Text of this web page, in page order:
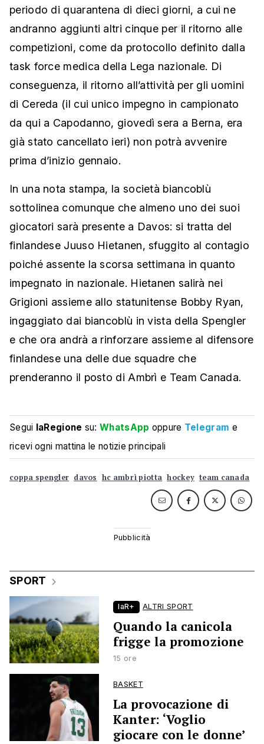
periodo di quarantena di dieci giorni, a cui ne
andranno aggiunti altri cinque per il ritorno alle
competizioni, come da protocollo definito dalla
task force medica della Lega nazionale. Di
conseguenza, il ritorno all’attività per gli uomini
di Cereda (il cui unico impegno in campionato
da qui a Capodanno, giovedì sera a Berna, era
già stato cancellato ieri) non potrà avvenire
prima d’inizio gennaio.
In una nota stampa, la società biancoblù
sottolinea comunque che almeno uno dei suoi
giocatori sarà presente a Davos: si tratta del
finlandese Juuso Hietanen, sfuggito al contagio
poiché assente la scorsa settimana in quanto
impegnato in nazionale. Hietanen salirà nei
Grigioni assieme allo statunitense Bobby Ryan,
ingaggiato dai biancoblù in vista della Spengler
e che ora andrà a rinforzare assieme al difensore
finlandese una delle due squadre che
prenderanno il posto di Ambrì e Team Canada.
Segui laRegione su:WhatsApp oppure Telegram e
ricevi ogni mattina le notizie principali
coppa spengler davos hc ambrì piotta hockey team canada
SPORT
laR+ ALTRI SPORT
Quando la canicola
frigge la promozione
15 ore
BASKET
La provocazione di
Kanter: ‘Voglio
giocare con le donne’